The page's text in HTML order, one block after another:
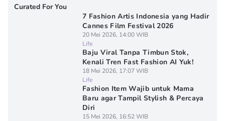
Curated For You
7 Fashion Artis Indonesia yang Hadir
Cannes Film Festival 2026
20 Mei 2026, 14:00 WIB
Life
Baju Viral Tanpa Timbun Stok,
Kenali Tren Fast Fashion AI Yuk!
18 Mei 2026, 17:07 WIB
Life
Fashion Item Wajib untuk Mama
Baru agar Tampil Stylish & Percaya
Diri
15 Mei 2026, 16:52 WIB